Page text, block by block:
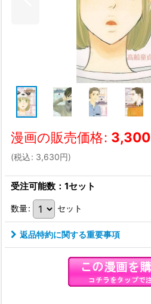
漫画の販売価格: 3,300
(税込: 3,630円)
受注可能数：1セット
数量: セット
返品特約に関する重要事項